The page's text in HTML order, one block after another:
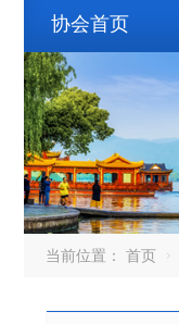
协会首页
当前位置： 首页